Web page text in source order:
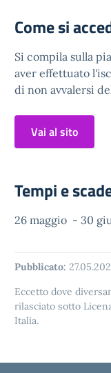
Come si
Si compila sulla
aver effettuato
di non avvalersi
Vai al sito
Tempi e
26 maggio - 30
Pubblicato:
Eccetto dove
rilasciato sotto
Italia.